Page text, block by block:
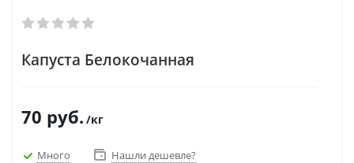
Капуста Белокочанная
70 руб. /кг
Много Нашли дешевле?